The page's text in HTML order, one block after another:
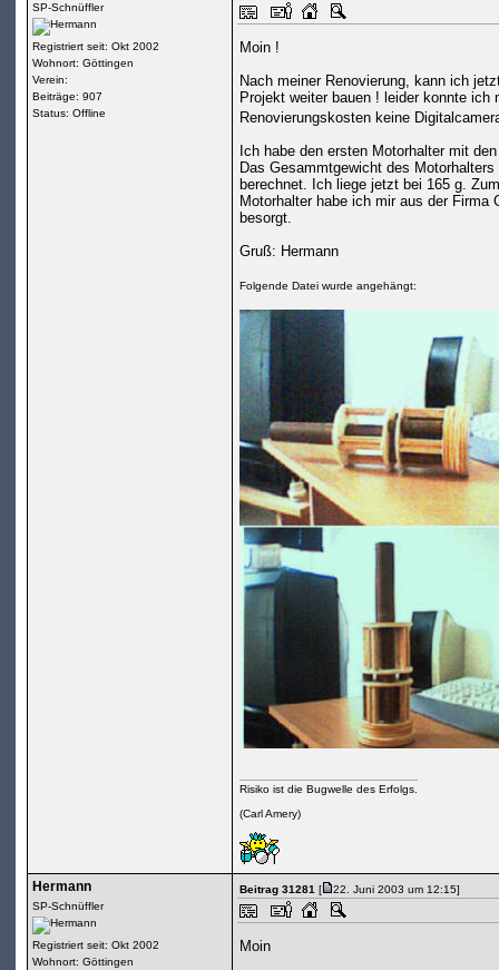
SP-Schnüffler
Registriert seit: Okt 2002
Wohnort: Göttingen
Verein:
Beiträge: 907
Status: Offline
Moin !
Nach meiner Renovierung, kann ich
Projekt weiter bauen ! leider konnte ich
Renovierungskosten keine
Ich habe den ersten Motorhalter mit
Das Gesammtgewicht des
berechnet. Ich liege jetzt bei 165 g.
Motorhalter habe ich mir aus der Firma
besorgt.
Gruß: Hermann
Folgende Datei wurde angehängt:
Risiko ist die Bugwelle des Erfolgs.
(Carl Amery)
Hermann
SP-Schnüffler
Registriert seit: Okt 2002
Wohnort: Göttingen
Beitrag 31281[ 22. Juni 2003 um 12:15]
Moin